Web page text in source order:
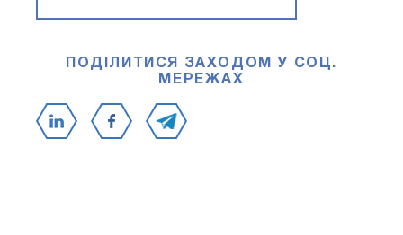
ПОДІЛИТИСЯ ЗАХОДОМ У СОЦ.
МЕРЕЖАХ